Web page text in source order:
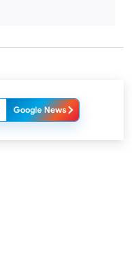
Google News